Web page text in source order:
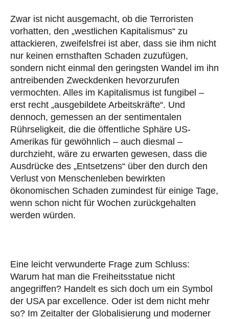
Zwar ist nicht ausgemacht, ob die Terroristen
vorhatten, den „westlichen Kapitalismus“ zu
attackieren, zweifelsfrei ist aber, dass sie ihm nicht
nur keinen ernsthaften Schaden zuzufügen,
sondern nicht einmal den geringsten Wandel im ihn
antreibenden Zweckdenken hevorzurufen
vermochten. Alles im Kapitalismus ist fungibel –
erst recht „ausgebildete Arbeitskräfte“. Und
dennoch, gemessen an der sentimentalen
Rührseligkeit, die die öffentliche Sphäre US-
Amerikas für gewöhnlich – auch diesmal –
durchzieht, wäre zu erwarten gewesen, dass die
Ausdrücke des „Entsetzens“ über den durch den
Verlust von Menschenleben bewirkten
ökonomischen Schaden zumindest für einige Tage,
wenn schon nicht für Wochen zurückgehalten
werden würden.
Eine leicht verwunderte Frage zum Schluss:
Warum hat man die Freiheitsstatue nicht
angegriffen? Handelt es sich doch um ein Symbol
der USA par excellence. Oder ist dem nicht mehr
so? Im Zeitalter der Globalisierung und moderner